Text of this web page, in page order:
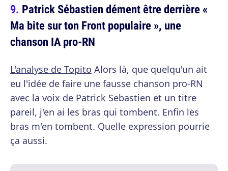
Patrick Sébastien dément être derrière «
Ma bite sur ton Front populaire », une
chanson IA pro-RN
L'analyse de Topito Alors là, que quelqu'un ait
eu l'idée de faire une fausse chanson pro-RN
avec la voix de Patrick Sebastien et un titre
pareil, j'en ai les bras qui tombent. Enfin les
bras m'en tombent. Quelle expression pourrie
ça aussi.